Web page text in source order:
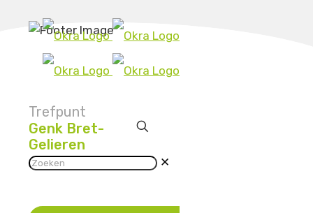
Trefpunt
Genk Bret-
Gelieren
✕